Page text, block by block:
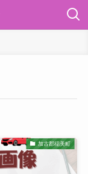
加古郡稲美町